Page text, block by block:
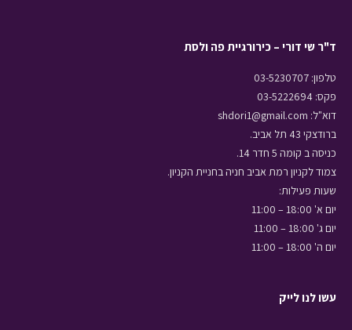
ד"ר שי דורי – כירורגיית פה ולסת
טלפון: 03-5230707
פקס: 03-5222694
דוא"ל: shdori1@gmail.com
ברודצקי 43 תל אביב.
כניסה ב קומה 5 חדר 14.
צמוד לקניון רמת אביב חניה בחניית הקניון.
שעות פעילות:
יום א' 18:00 – 11:00
יום ג' 18:00 – 11:00
יום ה' 18:00 – 11:00
עשו לנו לייק